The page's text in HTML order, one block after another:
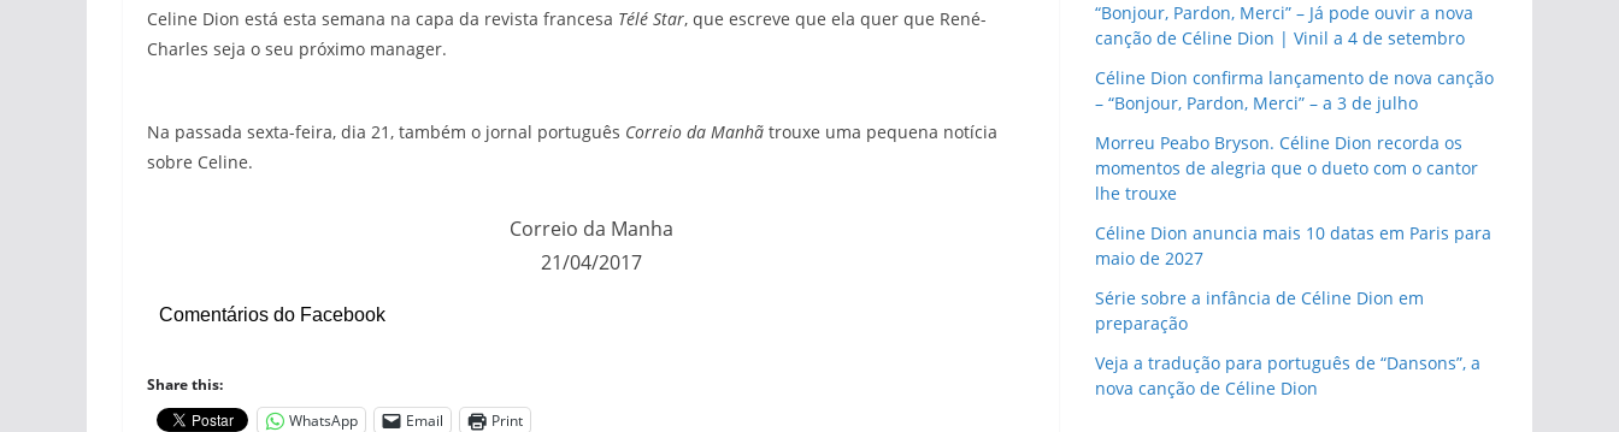
Celine Dion está esta semana na capa da revista francesa Télé Star, que escreve que ela quer que René-
Charles seja o seu próximo manager.
Na passada sexta-feira, dia 21, também o jornal português Correio da Manhã trouxe uma pequena notícia
sobre Celine.
Correio da Manha
21/04/2017
Comentários do Facebook
Share this:
WhatsApp
Email Print
“Bonjour, Pardon, Merci” – Já pode ouvir a nova
canção de Céline Dion | Vinil a 4 de setembro
Céline Dion confirma lançamento de nova canção
– “Bonjour, Pardon, Merci” – a 3 de julho
Morreu Peabo Bryson. Céline Dion recorda os
momentos de alegria que o dueto com o cantor
lhe trouxe
Céline Dion anuncia mais 10 datas em Paris para
maio de 2027
Série sobre a infância de Céline Dion em
preparação
Veja a tradução para português de “Dansons”, a
nova canção de Céline Dion